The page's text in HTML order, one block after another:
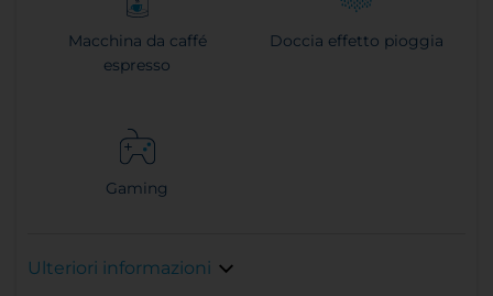
Macchina da caffé
espresso
Doccia effetto pioggia
Gaming
Ulteriori informazioni